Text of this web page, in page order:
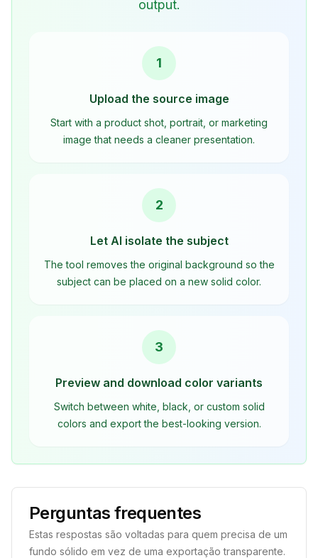
output.
1
Upload the source image
Start with a product shot, portrait, or marketing
image that needs a cleaner presentation.
2
Let AI isolate the subject
The tool removes the original background so the
subject can be placed on a new solid color.
3
Preview and download color variants
Switch between white, black, or custom solid
colors and export the best-looking version.
Perguntas frequentes
Estas respostas são voltadas para quem precisa de um
fundo sólido em vez de uma exportação transparente.